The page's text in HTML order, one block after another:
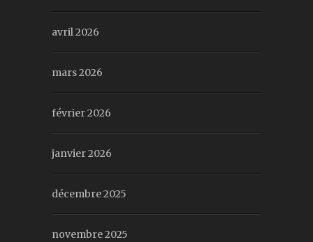
avril 2026
mars 2026
février 2026
janvier 2026
décembre 2025
novembre 2025